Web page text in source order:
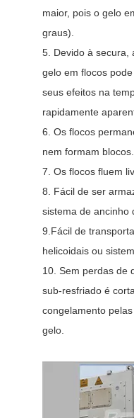
maior, pois o gelo
graus).
5. Devido à secura,
gelo em flocos
seus efeitos na
rapidamente
6. Os flocos
nem formam blocos.
7. Os flocos fluem
8. Fácil de ser
sistema de ancinho
9.Fácil de
helicoidais ou
10. Sem perdas de
sub-resfriado é
congelamento
gelo.